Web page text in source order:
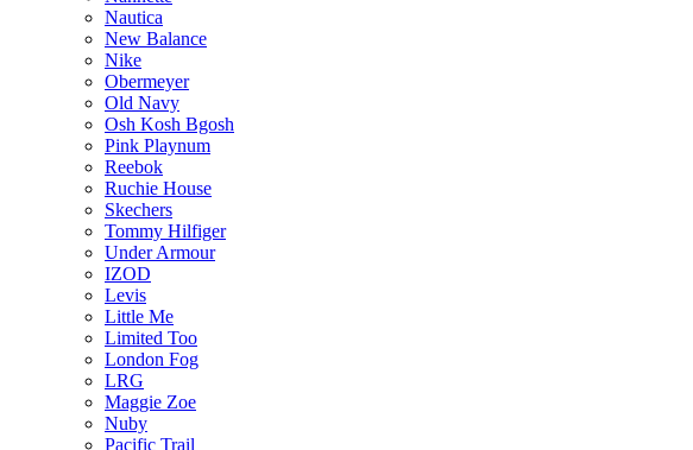
Nautica
New Balance
Nike
Obermeyer
Old Navy
Osh Kosh Bgosh
Pink Playnum
Reebok
Ruchie House
Skechers
Tommy Hilfiger
Under Armour
IZOD
Levis
Little Me
Limited Too
London Fog
LRG
Maggie Zoe
Nuby
Pacific Trail